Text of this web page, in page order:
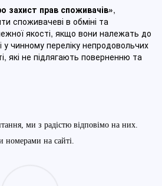
захист прав споживачів»,
споживачеві в обміні та
якості, якщо вони належать до
у чинному переліку непродовольчих
які не підлягають поверненню та
ми з радістю відповімо на них.
номерами на сайті.